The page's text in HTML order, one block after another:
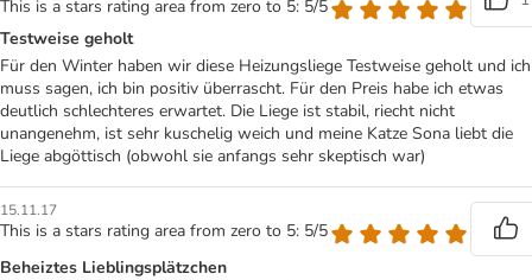
This is a stars rating area from zero to 5: 5/5
Testweise geholt
Für den Winter haben wir diese Heizungsliege Testweise geholt und ich
muss sagen, ich bin positiv überrascht. Für den Preis habe ich etwas
deutlich schlechteres erwartet. Die Liege ist stabil, riecht nicht
unangenehm, ist sehr kuschelig weich und meine Katze Sona liebt die
Liege abgöttisch (obwohl sie anfangs sehr skeptisch war)
15.11.17
This is a stars rating area from zero to 5: 5/5
Beheiztes Lieblingsplätzchen